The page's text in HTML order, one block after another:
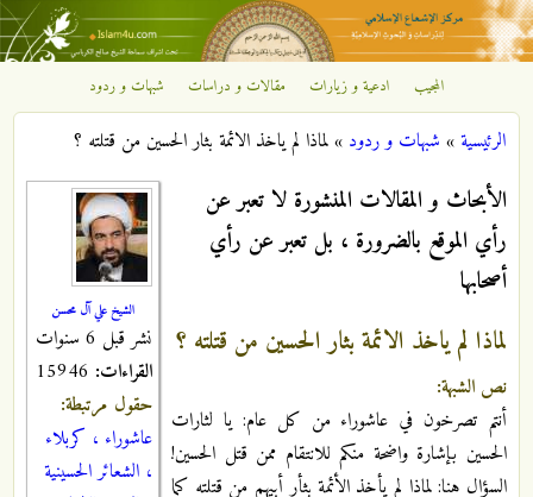
تجاوز إلى المحتوى الرئيسي
مركز
الإشعاع
الإسلامي
المجيب ادعية و زيارات مقالات و دراسات شبهات و ردود
أنت هنا
الرئيسية» شبهات و ردود »لماذا لم ياخذ الائمة بثار الحسين من قتلته ؟
الشيخ علي آل محسن
نشر قبل 6 سنوات
القراءات:
حقول مرتبطة:
عاشوراء ، كربلاء
، الشعائر الحسينية
الأبحاث و المقالات المنشورة لا تعبر عن
رأي الموقع بالضرورة ، بل تعبر عن رأي
أصحابها
لماذا لم ياخذ الائمة بثار الحسين من قتلته ؟
نص الشبهة:
أنتم تصرخون في عاشوراء من كل عام: يا لثارات
الحسين بإشارة واضحة منكم للانتقام ممن قتل الحسين!
السؤال هنا: لماذا لم يأخذ الأئمة بثأر أبيهم من قتلته كما